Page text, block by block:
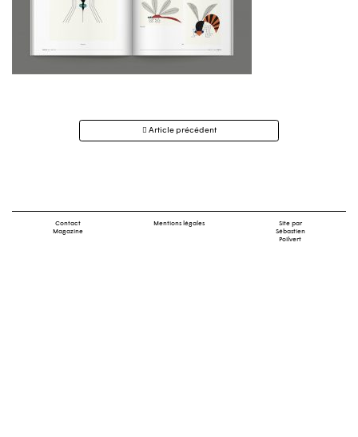
Navigation
Article précédent
Contact
Magazine
Mentions légales
Site par
Sébastien
Poilvert